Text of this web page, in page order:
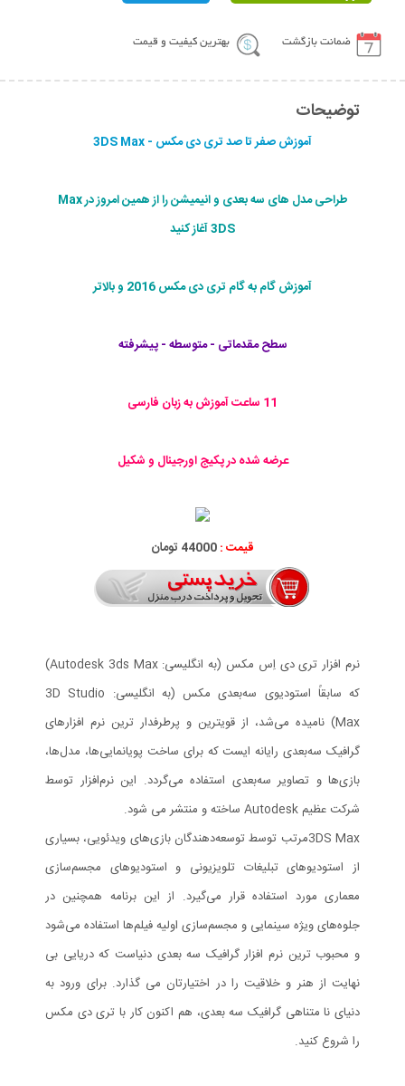
ضمانت بازگشت بهترین کیفیت و قیمت
توضیحات
آموزش صفر تا صد تری دی مکس - 3DS Max
طراحی مدل های سه بعدی و انیمیشن را از همین امروز در Max
3DS آغاز کنید
آموزش گام به گام تری دی مکس 2016 و بالاتر
سطح مقدماتی - متوسطه - پیشرفته
11 ساعت آموزش به زبان فارسی
عرضه شده در پکیج اورجینال و شکیل
قیمت :44000 تومان
نرم افزار تری دی اِس مکس (به انگلیسی: Autodesk 3ds Max)
که سابقاً استودیوی سه‌بعدی مکس (به انگلیسی: 3D Studio
Max) نامیده می‌شد، از قویترین و پرطرفدار ترین نرم افزارهای
گرافیک سه‌بعدی رایانه ایست که برای ساخت پویانمایی‌ها، مدل‌ها،
بازی‌ها و تصاویر سه‌بعدی استفاده می‌گردد. این نرم‌افزار توسط
شرکت عظیم Autodesk ساخته و منتشر می شود.
3DS Maxمرتب توسط توسعه‌دهندگان بازی‌های ویدئویی، بسیاری
از استودیوهای تبلیغات تلویزیونی و استودیوهای مجسم‌سازی
معماری مورد استفاده قرار می‌گیرد. از این برنامه همچنین در
جلوه‌های ویژه سینمایی و مجسم‌سازی اولیه فیلم‌ها استفاده می‌شود
و محبوب ترین نرم افزار گرافیک سه بعدی دنیاست که دریایی بی
نهایت از هنر و خلاقیت را در اختیارتان می گذارد. برای ورود به
دنیای نا متناهی گرافیک سه بعدی، هم اکنون کار با تری دی مکس
را شروع کنید.